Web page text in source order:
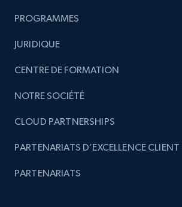
PROGRAMMES
JURIDIQUE
CENTRE DE FORMATION
NOTRE SOCIÉTÉ
CLOUD PARTNERSHIPS
PARTENARIATS D’EXCELLENCE CLIENT
PARTENARIATS